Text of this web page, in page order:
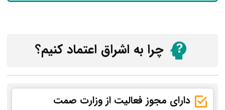
چرا به اشراق اعتماد کنیم؟
دارای مجوز فعالیت از وزارت صمت